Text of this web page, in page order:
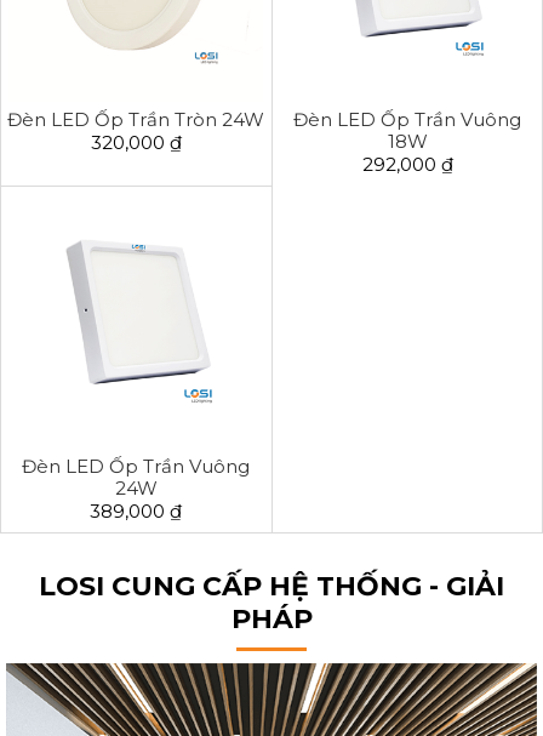
Đèn LED Ốp Trần Tròn 24W
320,000 ₫
Đèn LED Ốp Trần Vuông
18W
292,000 ₫
Đèn LED Ốp Trần Vuông
24W
389,000 ₫
LOSI CUNG CẤP HỆ THỐNG - GIẢI
PHÁP